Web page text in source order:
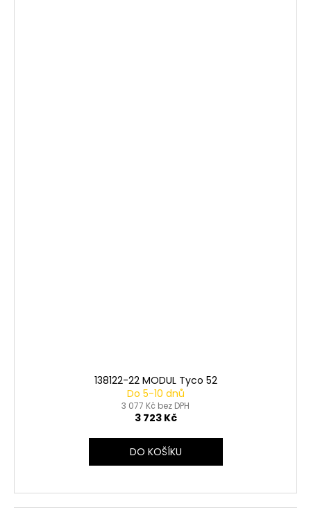
138122-22 MODUL Tyco 52
Do 5-10 dnů
3 077 Kč bez DPH
3 723 Kč
DO KOŠÍKU